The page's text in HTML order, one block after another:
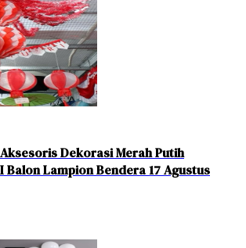
Aksesoris Dekorasi Merah Putih
Balon Lampion Bendera 17 Agustus